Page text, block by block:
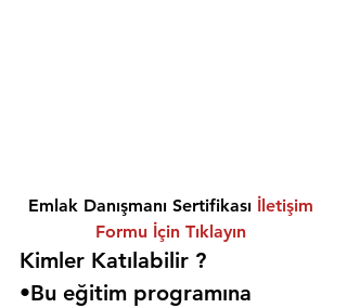
Emlak Danışmanı Sertifikası İletişim
Formu İçin Tıklayın
Kimler Katılabilir ?
•Bu eğitim programına